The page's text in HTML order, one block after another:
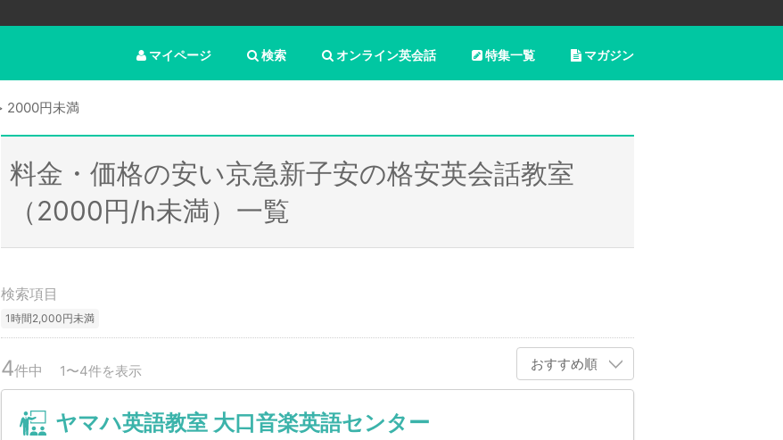
マガジン
特集一覧
オンライン英会話
検索
マイページ
2000円未満
料金・価格の安い京急新子安の格安英会話教室
（2000円/h未満）一覧
検索項目
1時間2,000円未満
4件中 1〜4件を表示 おすすめ順
ヤマハ英語教室 大口音楽英語センター